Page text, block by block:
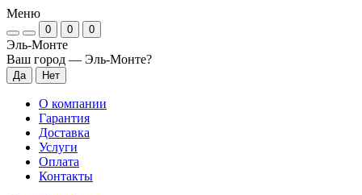
Меню
0 0 0
Эль-Монте
Ваш город — Эль-Монте?
О компании
Гарантия
Доставка
Услуги
Оплата
Контакты